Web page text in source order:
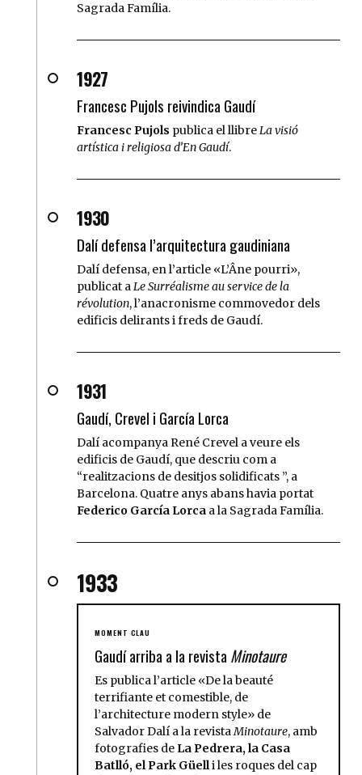
Sagrada Família.
1927
Francesc Pujols reivindica Gaudí
Francesc Pujols publica el llibreLa visió
artística i religiosa d’En Gaudí.
1930
Dalí defensa l’arquitectura gaudiniana
Dalí defensa, en l’article «L’Âne pourri»,
publicat aLe Surréalisme au service de la
révolution, l’anacronisme commovedor dels
edificis delirants i freds de Gaudí.
1931
Gaudí, Crevel i García Lorca
Dalí acompanya René Crevel a veure els
edificis de Gaudí, que descriu com a
realitzacions de desitjos solidificats , a
Barcelona. Quatre anys abans havia portat
Federico García Lorca a la Sagrada Família.
1933
MOMENT CLAU
Gaudí arriba a la revista Minotaure
Es publica l’article «De la beauté
terrifiante et comestible, de
l’architecture modern style» de
Salvador Dalí a la revistaMinotaure, amb
fotografies de La Pedrera, la Casa
Batlló, el Park Güelli les roques del cap